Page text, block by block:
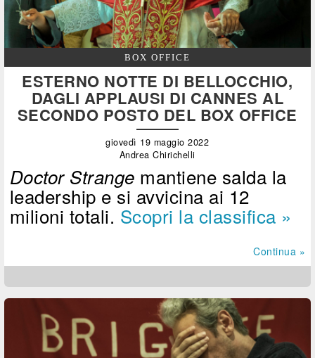
BOX OFFICE
ESTERNO NOTTE DI BELLOCCHIO,
DAGLI APPLAUSI DI CANNES AL
SECONDO POSTO DEL BOX OFFICE
giovedì 19 maggio 2022
Andrea Chirichelli
Doctor Strange mantiene salda la
leadership e si avvicina ai 12
milioni totali. Scopri la classifica »
Continua »